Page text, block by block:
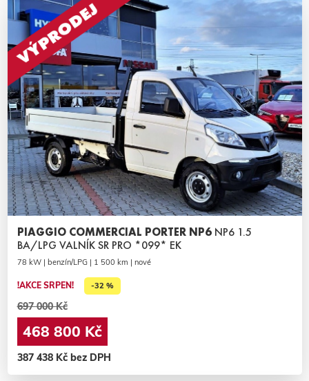
PIAGGIO COMMERCIAL PORTER NP6 NP6 1.5
BA/LPG VALNÍK SR PRO *099* EK
78 kW | benzín/LPG | 1 500 km | nové
!AKCE SRPEN! -32 %
697 000 Kč
468 800 Kč
387 438 Kč bez DPH